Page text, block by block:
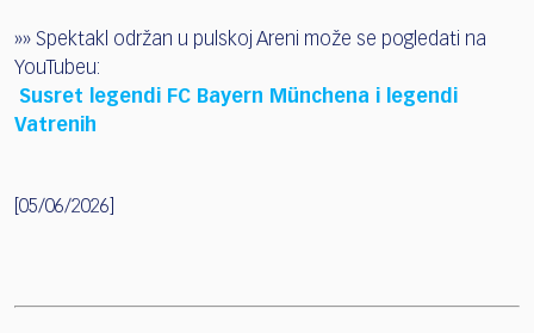
»» Spektakl održan u pulskoj Areni može se pogledati na
YouTubeu:
Susret legendi FC Bayern Münchena i legendi
Vatrenih
[05/06/2026]